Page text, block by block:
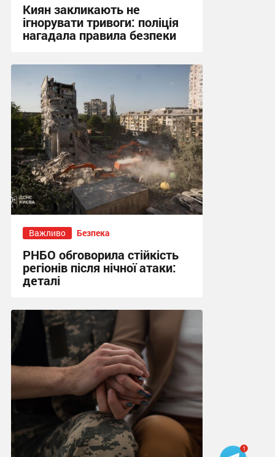
Киян закликають не
ігнорувати тривоги: поліція
нагадала правила безпеки
00:23 сьогодні
Важливо Безпека
РНБО обговорила стійкість
регіонів після нічної атаки:
деталі
19:36 вчора